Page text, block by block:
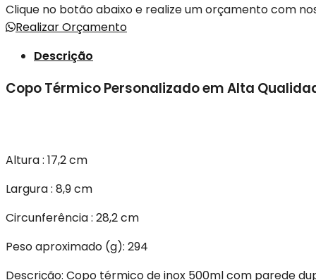
Clique no botão abaixo e realize um orçamento com
Realizar Orçamento
Descrição
Copo Térmico Personalizado em Alta
Altura : 17,2 cm
Largura : 8,9 cm
Circunferência : 28,2 cm
Peso aproximado (g): 294
Descrição: Copo térmico de inox 500ml com parede